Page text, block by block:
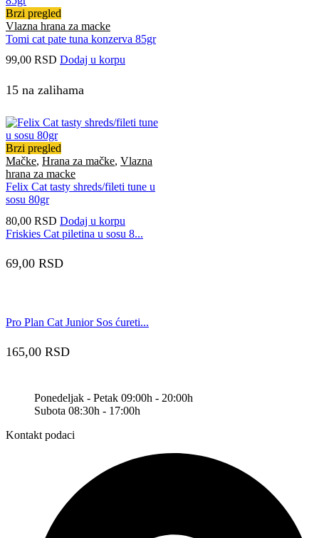
Brzi pregled
Vlazna hrana za macke
Tomi cat pate tuna konzerva 85gr
99,00 RSD Dodaj u korpu
15 na zalihama
Brzi pregled
Mačke, Hrana za mačke, Vlazna
hrana za macke
Felix Cat tasty shreds/fileti tune u
sosu 80gr
80,00 RSD Dodaj u korpu
Friskies Cat piletina u sosu 8...
69,00 RSD
Pro Plan Cat Junior Sos ćureti...
165,00 RSD
Ponedeljak - Petak 09:00h - 20:00h
Subota 08:30h - 17:00h
Kontakt podaci